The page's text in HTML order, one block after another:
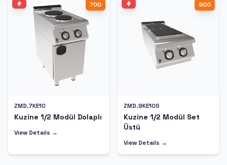
700
ZMD.7KE10
Kuzine 1/2 Modül Dolaplı
View Details →
900
ZMD.9KE10S
Kuzine 1/2 Modül Set
Üstü
View Details →